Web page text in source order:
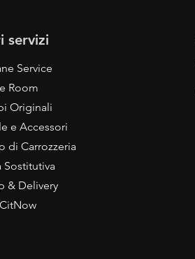
servizi
Service
Room
Originali
e Accessori
di Carrozzeria
Sostitutiva
& Delivery